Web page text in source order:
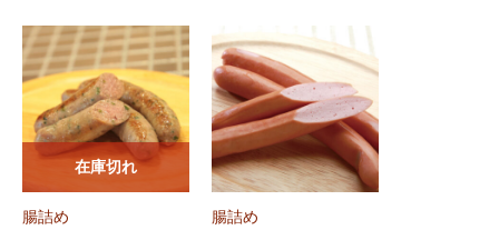
腸詰め
在庫切れ
腸詰め